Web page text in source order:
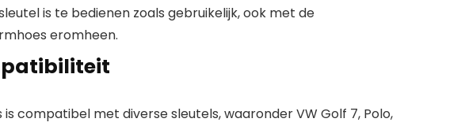
is te bedienen zoals gebruikelijk, ook met de
eromheen.
is compatibel met diverse sleutels, waaronder VW Golf 7, Polo,